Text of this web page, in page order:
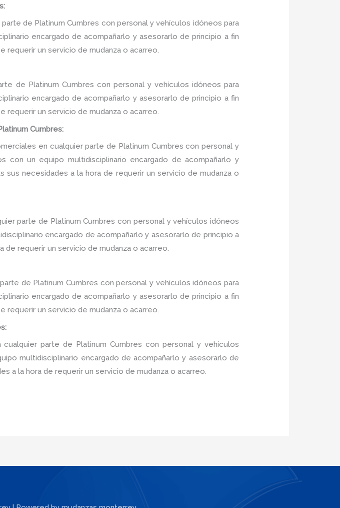
de Platinum Cumbres con personal y vehículos idóneos para
encargado de acompañarlo y asesorarlo de principio a fin
un servicio de mudanza o acarreo.
de Platinum Cumbres con personal y vehículos idóneos para
encargado de acompañarlo y asesorarlo de principio a fin
un servicio de mudanza o acarreo.
Cumbres:
en cualquier parte de Platinum Cumbres con personal y
con un equipo multidisciplinario encargado de acompañarlo y
necesidades a la hora de requerir un servicio de mudanza o
parte de Platinum Cumbres con personal y vehículos idóneos
encargado de acompañarlo y asesorarlo de principio a
requerir un servicio de mudanza o acarreo.
de Platinum Cumbres con personal y vehículos idóneos para
encargado de acompañarlo y asesorarlo de principio a fin
un servicio de mudanza o acarreo.
parte de Platinum Cumbres con personal y vehículos
multidisciplinario encargado de acompañarlo y asesorarlo de
a la hora de requerir un servicio de mudanza o acarreo.